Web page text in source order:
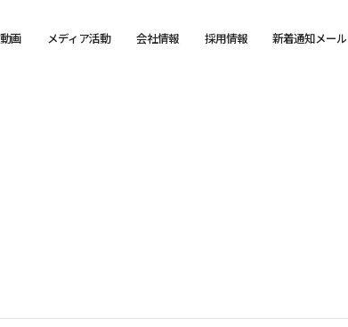
画 メディア活動 会社情報 採用情報 新着通知メール